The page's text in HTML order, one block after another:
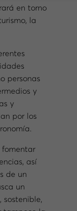
en torno
la
personas
y
y
por los
fomentar
así
de un
un
sostenible,